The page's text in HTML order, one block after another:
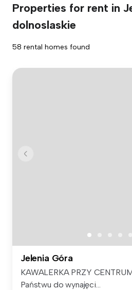
Properties for rent in
dolnoslaskie
58 rental homes found
Jelenia Góra
KAWALERKA PRZY
Państwu do wynajęci...